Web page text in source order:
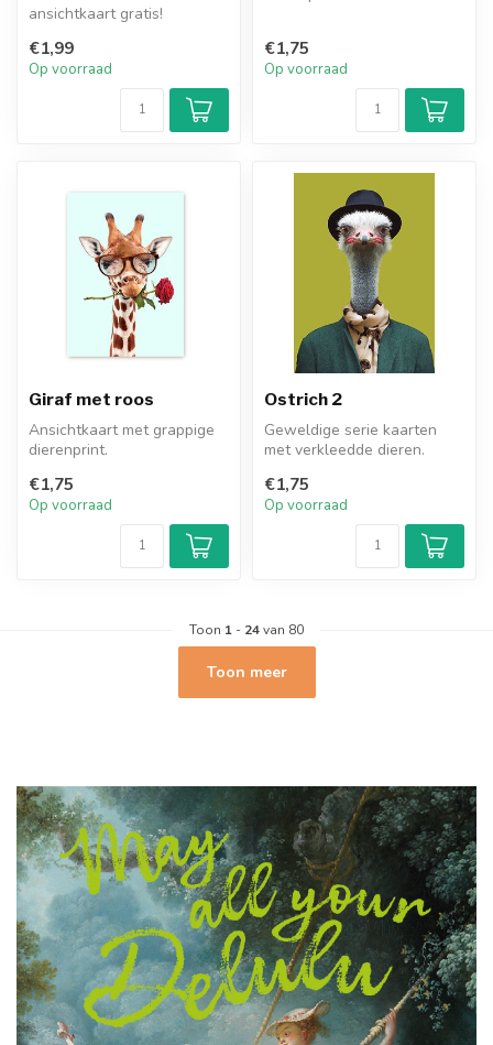
ansichtkaart gratis!
€1,99
Op voorraad
€1,75
Op voorraad
Giraf met roos
Ansichtkaart met grappige
dierenprint.
€1,75
Op voorraad
Ostrich 2
Geweldige serie kaarten
met verkleedde dieren.
Zo leu...
€1,75
Op voorraad
Toon 1 - 24van 80
Toon meer